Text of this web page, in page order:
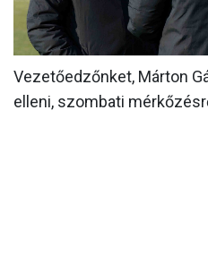
SZURKOLÓI
Vezetőedzőnket, Márton
elleni, szombati